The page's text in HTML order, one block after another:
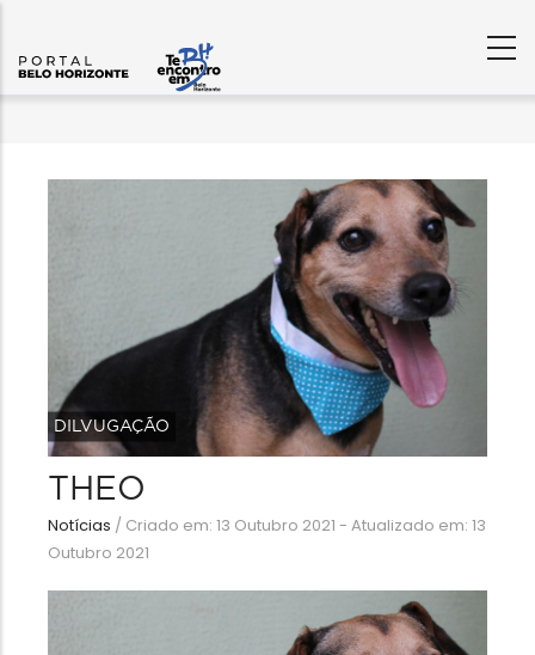
DILVUGAÇÃO
THEO
Notícias / Criado em: 13 Outubro 2021 - Atualizado em: 13
Outubro 2021